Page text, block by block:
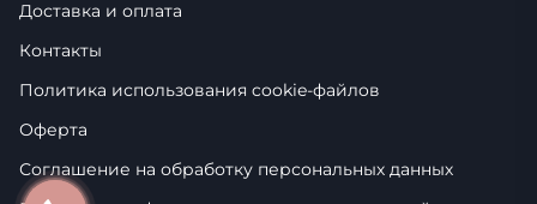
Доставка и оплата
Контакты
Политика использования cookie-фaйлoв
Оферта
Соглашение на обработку персональных данных